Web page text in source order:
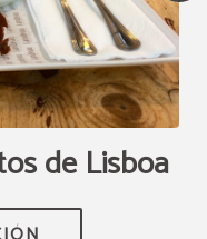
de Lisboa